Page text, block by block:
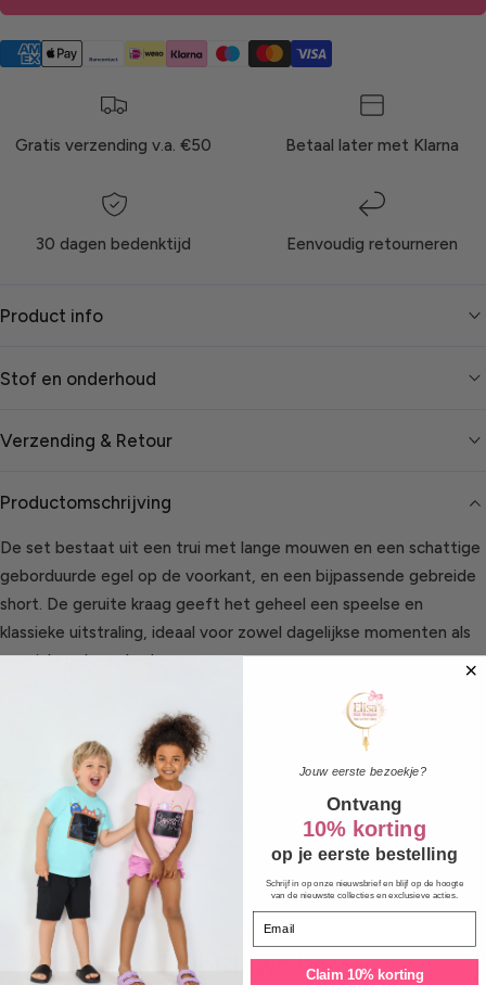
Gratis verzending v.a. €50 Betaal later met Klarna
30 dagen bedenktijd Eenvoudig retourneren
Product info
Stof en onderhoud
Verzending & Retour
Productomschrijving
De set bestaat uit een trui met lange mouwen en een schattige
geborduurde egel op de voorkant, en een bijpassende gebreide
short. De geruite kraag geeft het geheel een speelse en
klassieke uitstraling, ideaal voor zowel dagelijkse momenten als
speciale gelegenheden.
SUBHEADING
Countdown bar
Jouw eerste bezoekje?
Ontvang
10% korting
op je eerste bestelling
Schrijf in op onze nieuwsbrief en blijf op de hoogte
van de nieuwste collecties en exclusieve acties.
Claim 10% korting